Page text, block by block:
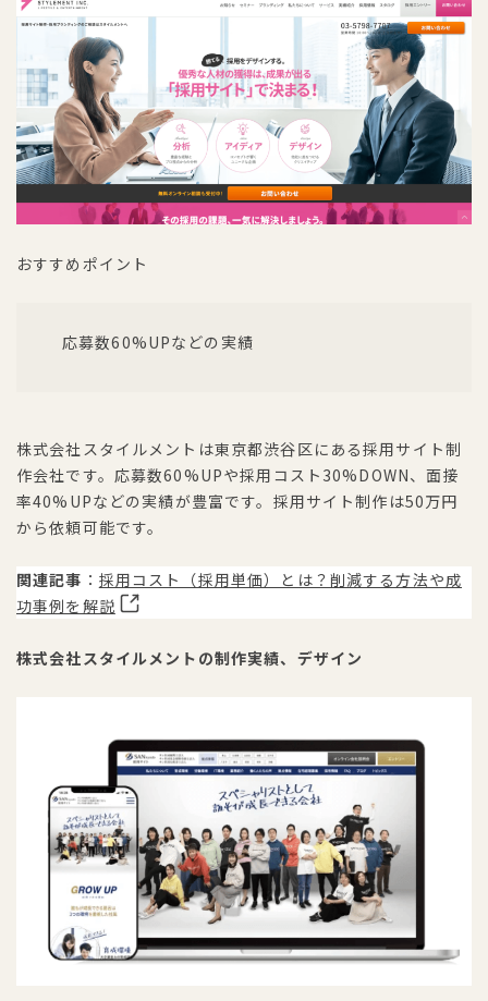
おすすめポイント
応募数60%UPなどの実績
株式会社スタイルメントは東京都渋谷区にある採用サイト制
作会社です。応募数60%UPや採用コスト30%DOWN、面接
率40%UPなどの実績が豊富です。採用サイト制作は50万円
から依頼可能です。
関連記事 ： 採用コスト（採用単価）とは？削減する方法や成
功事例を解説
株式会社スタイルメントの制作実績、デザイン